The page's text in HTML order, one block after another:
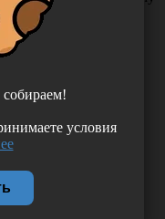
товара
условия